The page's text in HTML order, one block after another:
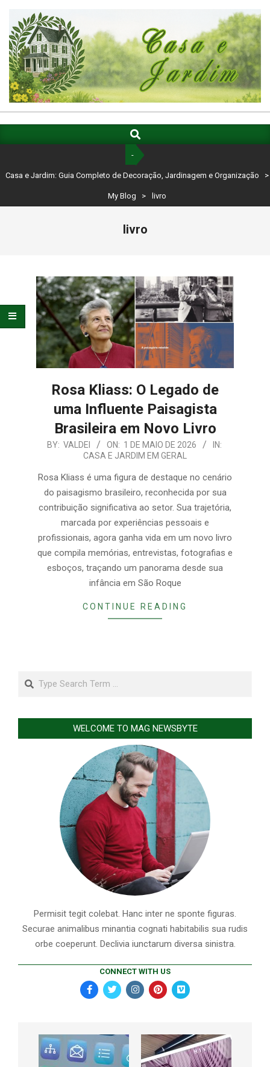
content
CASA
E
GUIA
COMPLETO
DECORAÇÃO,
ORGANIZAÇÃO
Navigation
Search
-
Casa e Jardim: Guia Completo de Decoração, Jardinagem e Organização >
My Blog > livro
livro
Rosa Kliass: O Legado de
uma Influente Paisagista
Brasileira em Novo Livro
2026-
01
BY: VALDEI ON: 1 DE MAIO DE 2026
IN:
CASA E JARDIM EM GERAL
Rosa Kliass é uma figura de destaque no cenário
do paisagismo brasileiro, reconhecida por sua
contribuição significativa ao setor. Sua trajetória,
marcada por experiências pessoais e
profissionais, agora ganha vida em um novo livro
que compila memórias, entrevistas, fotografias e
esboços, traçando um panorama desde sua
infância em São Roque
CONTINUE READING
Search
WELCOME TO MAG NEWSBYTE
Permisit tegit colebat. Hanc inter ne sponte figuras.
Securae animalibus minantia cognati habitabilis sua rudis
orbe coeperunt. Declivia iunctarum diversa sinistra.
CONNECT WITH US